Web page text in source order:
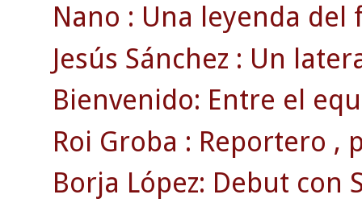
Nano : Una leyenda
Jesús Sánchez : Un
Bienvenido: Entre el
Roi Groba : Reportero ,
Borja López: Debut con